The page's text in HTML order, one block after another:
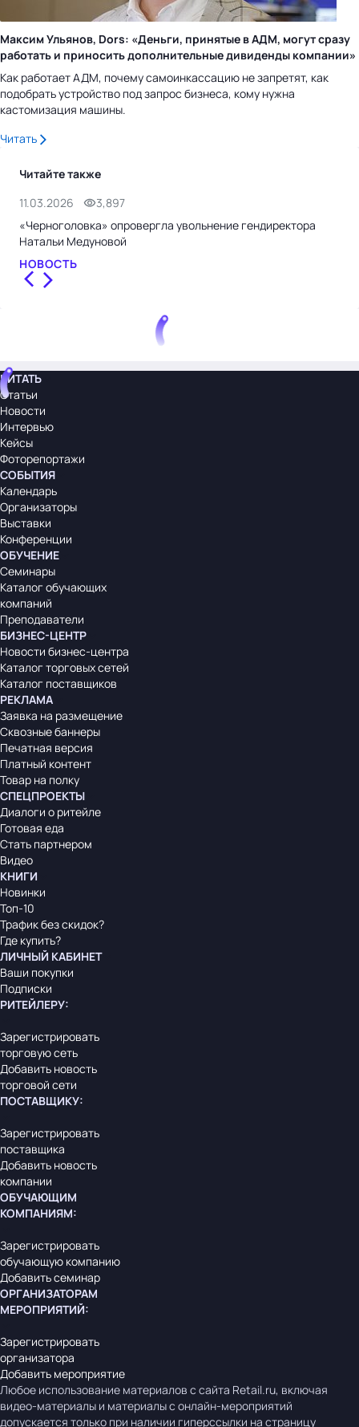
Максим Ульянов, Dors: «Деньги, принятые в АДМ, могут сразу
работать и приносить дополнительные дивиденды компании»
Как работает АДМ, почему самоинкассацию не запретят, как
подобрать устройство под запрос бизнеса, кому нужна
кастомизация машины.
Читать
Читайте также
11.03.2026
3,897
«Черноголовка» опровергла увольнение гендиректора
Натальи Медуновой
НОВОСТЬ
ЧИТАТЬ
Статьи
Новости
Интервью
Кейсы
Фоторепортажи
СОБЫТИЯ
Календарь
Организаторы
Выставки
Конференции
ОБУЧЕНИЕ
Семинары
Каталог обучающих
компаний
Преподаватели
БИЗНЕС-ЦЕНТР
Новости бизнес-центра
Каталог торговых сетей
Каталог поставщиков
РЕКЛАМА
Заявка на размещение
Сквозные баннеры
Печатная версия
Платный контент
Товар на полку
СПЕЦПРОЕКТЫ
Диалоги о ритейле
Готовая еда
Стать партнером
Видео
КНИГИ
Новинки
Топ-10
Трафик без скидок?
Где купить?
ЛИЧНЫЙ КАБИНЕТ
Ваши покупки
Подписки
РИТЕЙЛЕРУ:
Зарегистрировать
торговую сеть
Добавить новость
торговой сети
ПОСТАВЩИКУ:
Зарегистрировать
поставщика
Добавить новость
компании
ОБУЧАЮЩИМ
КОМПАНИЯМ:
Зарегистрировать
обучающую компанию
Добавить семинар
ОРГАНИЗАТОРАМ
МЕРОПРИЯТИЙ:
Зарегистрировать
организатора
Добавить мероприятие
Любое использование материалов с сайта Retail.ru, включая
видео-материалы и материалы с онлайн-мероприятий
допускается только при наличии гиперссылки на страницу